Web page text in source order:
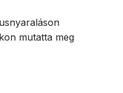
mutatta meg